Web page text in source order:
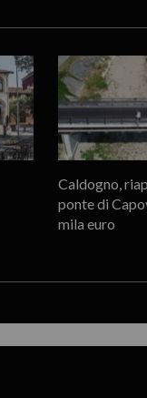
Caldogno,
ponte di
mila euro